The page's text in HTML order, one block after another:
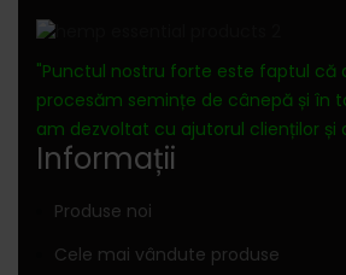
"Punctul nostru forte este faptul că
procesăm semințe de cânepă și în
am dezvoltat cu ajutorul clienților și
Informații
Produse noi
Cele mai vândute produse